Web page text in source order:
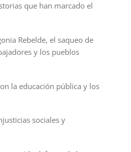
que han marcado el
Rebelde, el saqueo de
y los pueblos
la educación pública y los
sociales y